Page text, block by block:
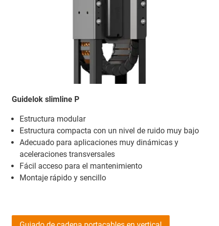
Guidelok slimline P
Estructura modular
Estructura compacta con un nivel de ruido muy bajo
Adecuado para aplicaciones muy dinámicas y
aceleraciones transversales
Fácil acceso para el mantenimiento
Montaje rápido y sencillo